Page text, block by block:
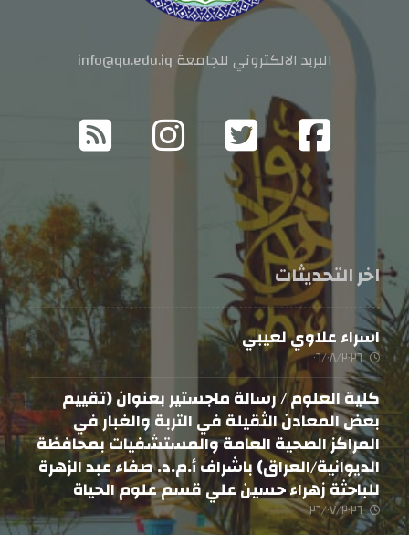
البريد الالكتروني للجامعة info@qu.edu.iq
اخر التحديثات
اسراء علاوي لعيبي
٠٦/٠٨/٢٠٢٦
كلية العلوم / رسالة ماجستير بعنوان (تقييم
بعض المعادن الثقيلة في التربة والغبار في
المراكز الصحية العامة والمستشفيات بمحافظة
الديوانية/العراق) باشراف أ.م.د. صفاء عبد الزهرة
للباحثة زهراء حسين علي قسم علوم الحياة
٢٦/٠٧/٢٠٢٦